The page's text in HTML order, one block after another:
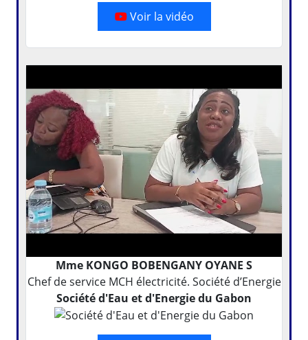
Voir la vidéo
Mme KONGO BOBENGANY OYANE S
Chef de service MCH électricité. Société d’Energie
Société d'Eau et d'Energie du Gabon